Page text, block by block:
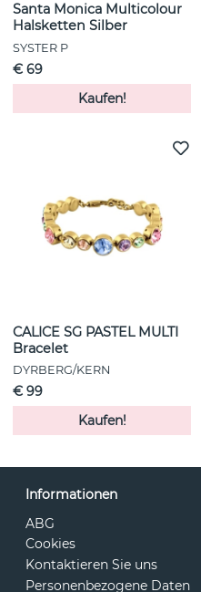
Santa Monica Multicolour
Halsketten Silber
SYSTER P
€ 69
Kaufen!
CALICE SG PASTEL MULTI
Bracelet
DYRBERG/KERN
€ 99
Kaufen!
Informationen
ABG
Cookies
Kontaktieren Sie uns
Personenbezogene Daten